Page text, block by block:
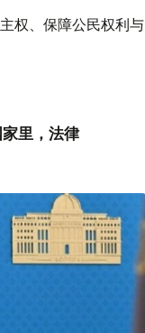
权、保障公民权利与
里，法律